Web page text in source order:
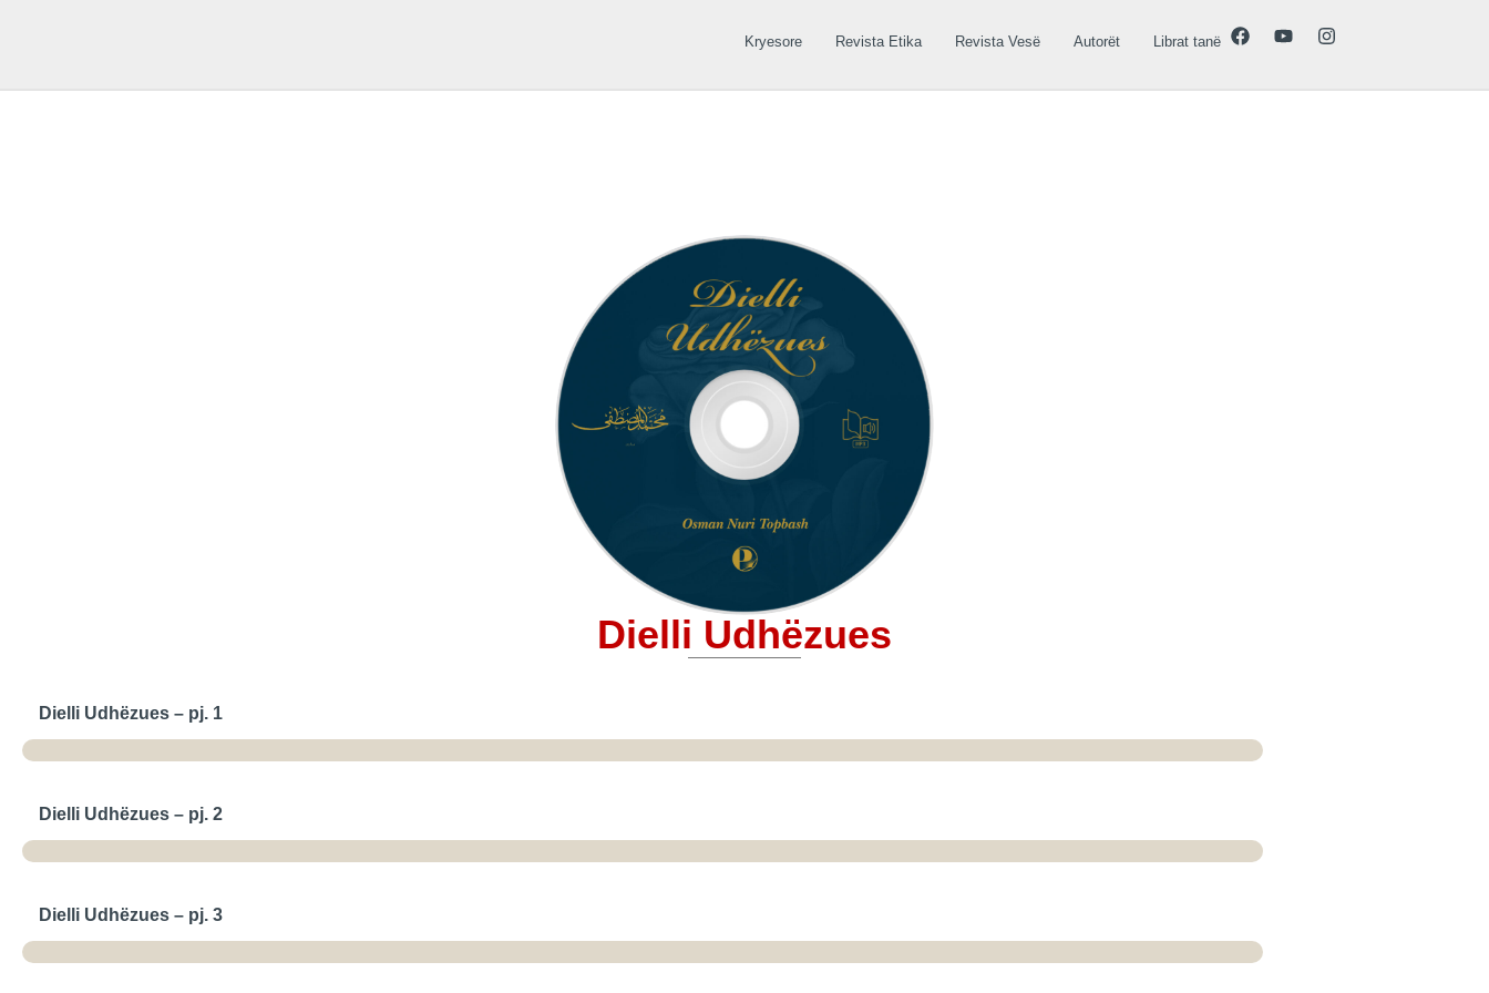
Kryesore Revista Etika Revista Vesë Autorët Librat tanë
Dielli Udhëzues
Dielli Udhëzues – pj. 1
Dielli Udhëzues – pj. 2
Dielli Udhëzues – pj. 3